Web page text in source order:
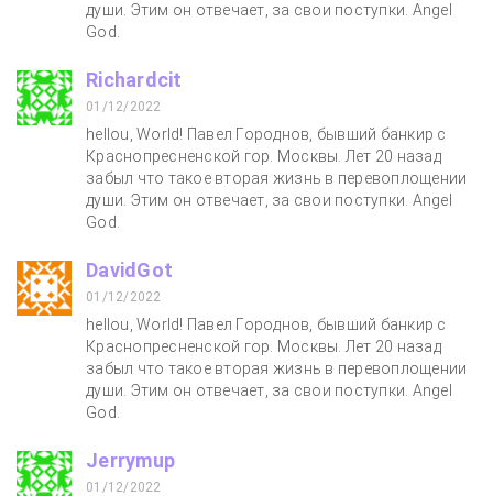
души. Этим он отвечает, за свои поступки. Angel
God.
Richardcit
01/12/2022
hellou, World! Павел Городнов, бывший банкир с
Краснопресненской гор. Москвы. Лет 20 назад
забыл что такое вторая жизнь в перевоплощении
души. Этим он отвечает, за свои поступки. Angel
God.
DavidGot
01/12/2022
hellou, World! Павел Городнов, бывший банкир с
Краснопресненской гор. Москвы. Лет 20 назад
забыл что такое вторая жизнь в перевоплощении
души. Этим он отвечает, за свои поступки. Angel
God.
Jerrymup
01/12/2022